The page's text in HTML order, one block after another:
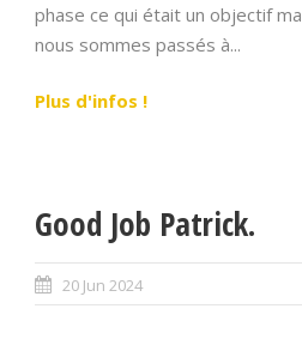
phase ce qui était un objectif
nous sommes passés à...
Plus d'infos !
Good Job Patrick.
20 Jun 2024